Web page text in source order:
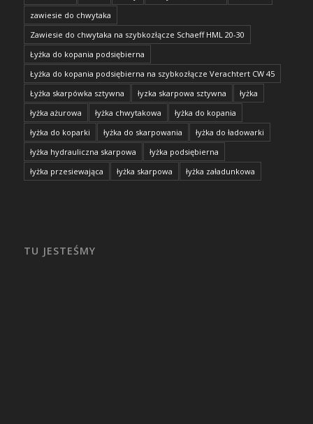
zawiesie do chwytaka
Zawiesie do chwytaka na szybkozłącze Schaeff HML 20-30
Łyżka do kopania podsiębierna
Łyżka do kopania podsiębierna na szybkozłącze Verachtert CW 45
Łyżka skarpówka sztywna
łyzka skarpowa sztywna
łyżka
łyżka ażurowa
łyżka chwytakowa
łyżka do kopania
łyżka do koparki
łyżka do skarpowania
łyżka do ładowarki
łyżka hydrauliczna skarpowa
łyżka podsiębierna
łyżka przesiewająca
łyżka skarpowa łyżka załadunkowa
TU JESTEŚMY